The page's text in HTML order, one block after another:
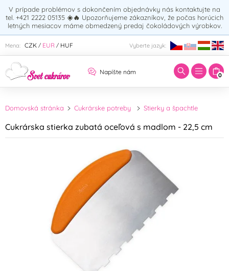
V prípade problémov s dokončením objednávky nás kontaktujte na
tel. +421 2222 05135 ☀️🔥 Upozorňujeme zákazníkov, že počas horúcich
letných mesiacov máme obmedzený predaj čokoládových výrobkov.
Mena: CZK / EUR / HUF Vyberte jazyk:
Napíšte nám 0
Zadajte hľadaný výraz:
Domovská stránka Cukrárske potreby Stierky a špachtle
Cukrárska stierka zubatá oceľová s madlom - 22,5 cm